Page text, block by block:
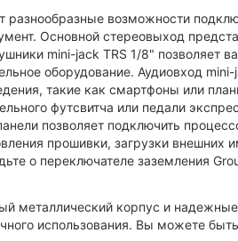
разнообразные возможности
Основной стереовыход
mini-jack TRS 1/8" позволяет
оборудование. Аудиовход
такие как смартфоны или
футсвитча или педали
позволяет подключить
прошивки, загрузки
о переключателе заземления
металлический корпус и
использования. Вы можете